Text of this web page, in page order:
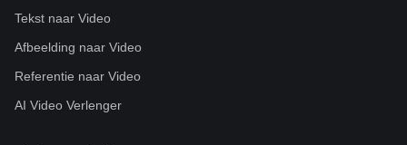
Tekst naar Video
Afbeelding naar Video
Referentie naar Video
AI Video Verlenger